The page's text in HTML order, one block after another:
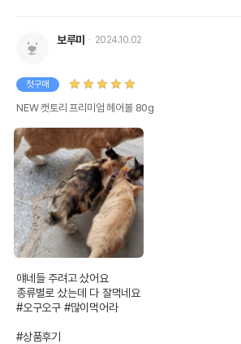
조섬유질
조회분
인
오메가3
오메가6
수분
탄수화물
기타성분
보루미 2024.10.02
첫구매
NEW 캣토리 프리미엄 헤어볼 80g
얘네들 주려고 샀어요
종류별로 샀는데 다 잘먹네요
#오구오구 #많이먹어라
#상품후기